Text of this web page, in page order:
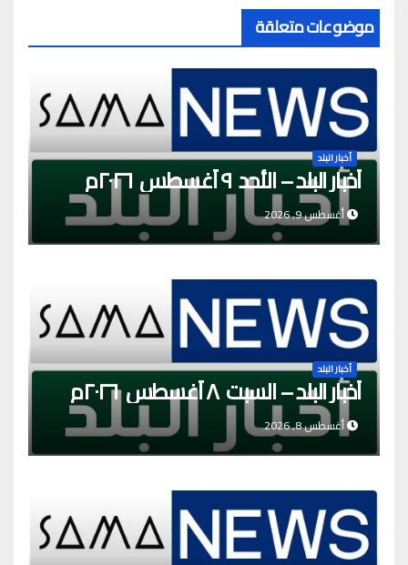
موضوعات متعلقة
أخبار البلد
أخبار البلد – الأحد ٩ أغسطس ٢٠٢٦م
أغسطس 9, 2026
أخبار البلد
أخبار البلد – السبت ٨ أغسطس ٢٠٢٦م
أغسطس 8, 2026